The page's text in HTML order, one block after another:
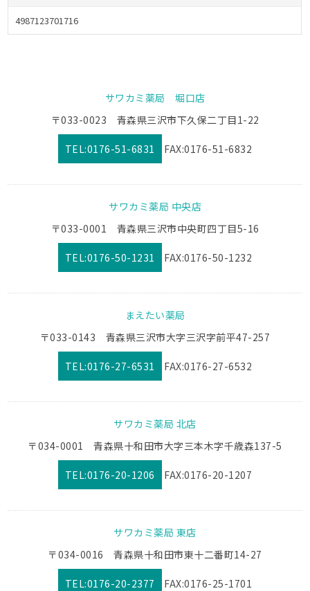
4987123701716
サワカミ薬局 堀口店
〒033-0023 青森県三沢市下久保二丁目1-22
TEL:0176-51-6831 FAX:0176-51-6832
サワカミ薬局 中央店
〒033-0001 青森県三沢市中央町四丁目5-16
TEL:0176-50-1231 FAX:0176-50-1232
まえたい薬局
〒033-0143 青森県三沢市大字三沢字前平47-257
TEL:0176-27-6531 FAX:0176-27-6532
サワカミ薬局 北店
〒034-0001 青森県十和田市大字三本木字千歳森137-5
TEL:0176-20-1206 FAX:0176-20-1207
サワカミ薬局 東店
〒034-0016 青森県十和田市東十二番町14-27
TEL:0176-20-2377 FAX:0176-25-1701